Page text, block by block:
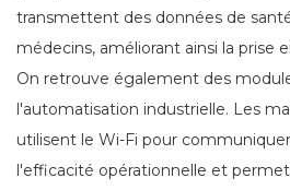
transmettent des données de
médecins, améliorant ainsi la prise
On retrouve également des
l'automatisation industrielle. Les
utilisent le Wi-Fi pour
l'efficacité opérationnelle et